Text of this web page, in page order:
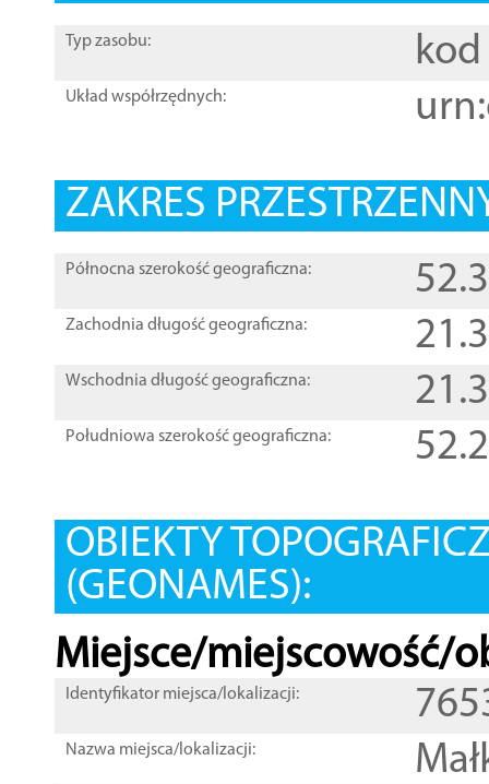
Typ zasobu: kod
Układ współrzędnych:
ZAKRES
Północna szerokość geograficzna:
Zachodnia długość geograficzna:
Wschodnia długość geograficzna:
Południowa szerokość geograficzna:
OBIEKTY
(GEONAMES):
Miejsce/miejscowość/
Identyfikator miejsca/lokalizacji:
Nazwa miejsca/lokalizacji: